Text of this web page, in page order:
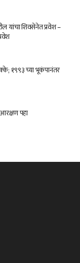
यांचा शिवसेनेत प्रवेश –
१९९३ च्या भूकंपानंतर
पहा